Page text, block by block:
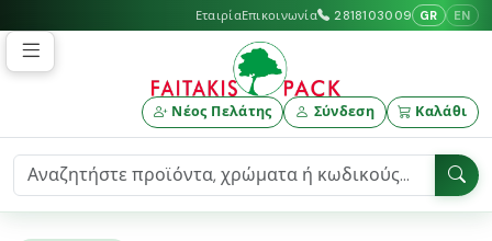
ΕταιρίαΕπικοινωνία 2818103009 GR EN
Νέος Πελάτης Σύνδεση Καλάθι